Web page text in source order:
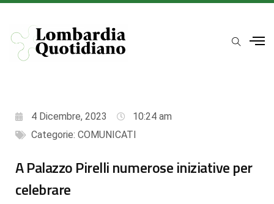
4 Dicembre, 2023
10:24 am
Categorie: COMUNICATI
A Palazzo Pirelli numerose iniziative per
celebrare